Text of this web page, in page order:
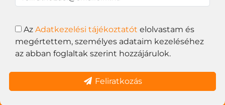
Az Adatkezelési tájékoztatót elolvastam és
megértettem, személyes adataim kezeléséhez
az abban foglaltak szerint hozzájárulok.
Feliratkozás